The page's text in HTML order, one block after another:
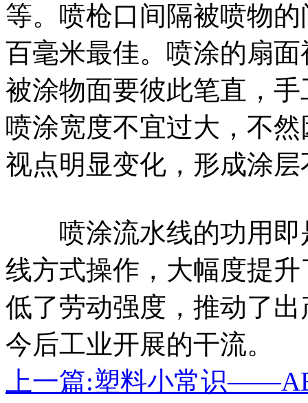
等。喷枪口间隔被喷物
百毫米最佳。喷涂的扇
被涂物面要彼此笔直，
喷涂宽度不宜过大，不
视点明显变化，形成涂
喷涂流水线的功用即
线方式操作，大幅度提
低了劳动强度，推动了
今后工业开展的干流。
上一篇:塑料小常识